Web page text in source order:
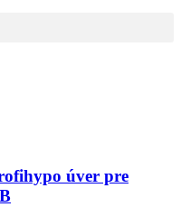
úver pre